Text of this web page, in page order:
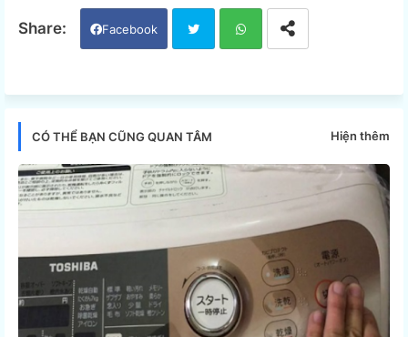
Facebook
CÓ THỂ BẠN CŨNG QUAN TÂM Hiện thêm